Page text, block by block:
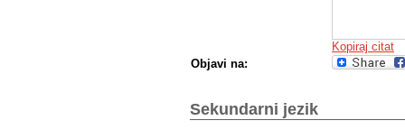
Kopiraj citat
Objavi na:
Sekundarni jezik